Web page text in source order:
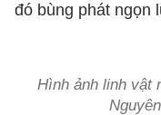
đó bùng phát ngọn
Hình ảnh linh vật